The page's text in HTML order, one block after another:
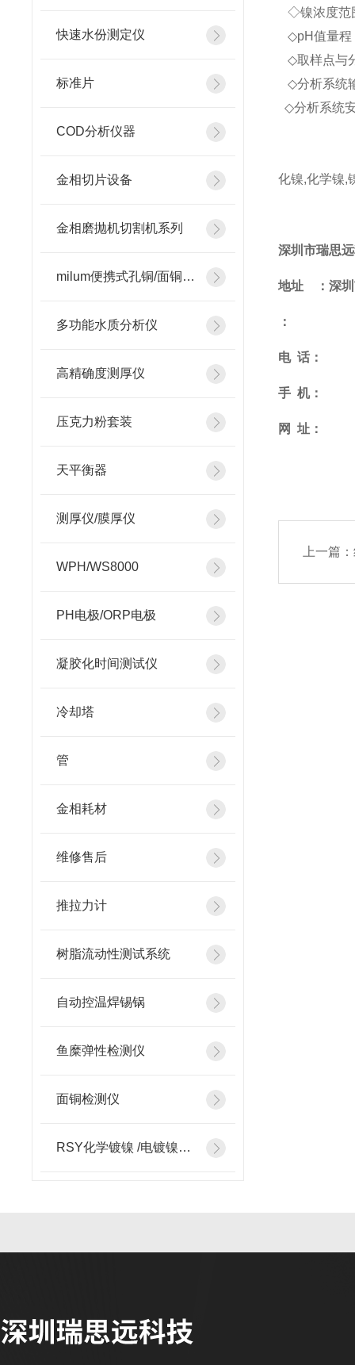
快速水份测定仪
标准片
COD分析仪器
金相切片设备
金相磨抛机切割机系列
milum便携式孔铜/面铜测厚仪
多功能水质分析仪
高精确度测厚仪
压克力粉套装
天平衡器
测厚仪/膜厚仪
WPH/WS8000
PH电极/ORP电极
凝胶化时间测试仪
冷却塔
管
金相耗材
维修售后
推拉力计
树脂流动性测试系统
自动控温焊锡锅
鱼糜弹性检测仪
面铜检测仪
RSY化学镀镍 /电镀镍检测添加设备
◇镍浓度范
◇pH值量程
◇取样点与
◇分析系统
◇分析系统
化镍,化学镍,
深圳市瑞思
地址 ：深圳
：
电 话：
手 机：
网 址：
上一篇：